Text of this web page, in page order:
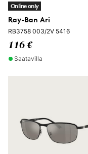
Online only
Ray-Ban Ari
RB3758 003/2V 5416
116 €
Saatavilla